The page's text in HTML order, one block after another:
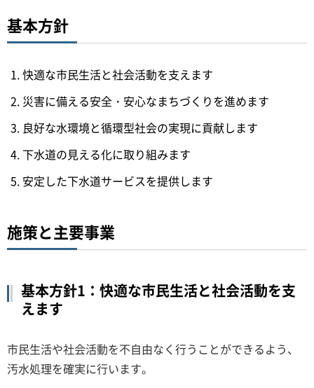
基本方針
快適な市民生活と社会活動を支えます
災害に備える安全・安心なまちづくりを進めます
良好な水環境と循環型社会の実現に貢献します
下水道の見える化に取り組みます
安定した下水道サービスを提供します
施策と主要事業
基本方針1：快適な市民生活と社会活動を支
えます
市民生活や社会活動を不自由なく行うことができるよう、
汚水処理を確実に行います。